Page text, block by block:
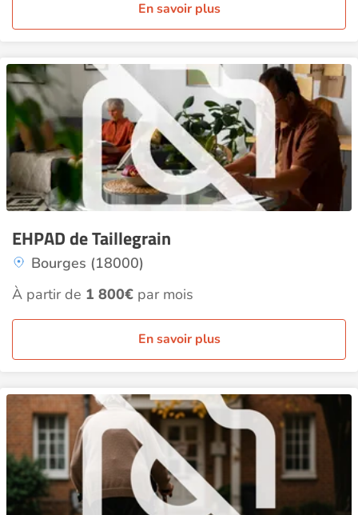
En savoir plus
EHPAD de Taillegrain
Bourges (18000)
À partir de 1 800€ par mois
En savoir plus